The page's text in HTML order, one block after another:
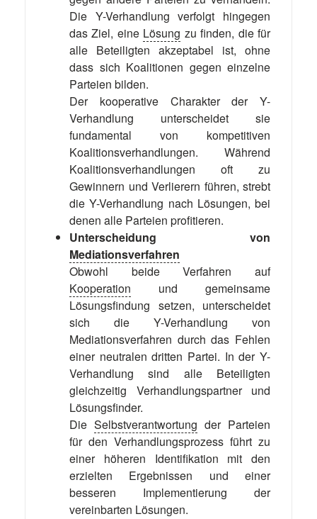
Die Y-Verhandlung verfolgt hingegen
das Ziel, eine Lösung zu finden, die für
alle Beteiligten akzeptabel ist, ohne
dass sich Koalitionen gegen einzelne
Parteien bilden.
Der kooperative Charakter der Y-
Verhandlung unterscheidet sie
fundamental von kompetitiven
Koalitionsverhandlungen. Während
Koalitionsverhandlungen oft zu
Gewinnern und Verlierern führen, strebt
die Y-Verhandlung nach Lösungen, bei
denen alle Parteien profitieren.
Unterscheidung von
Mediationsverfahren
Obwohl beide Verfahren auf
Kooperation und gemeinsame
Lösungsfindung setzen, unterscheidet
sich die Y-Verhandlung von
Mediationsverfahren durch das Fehlen
einer neutralen dritten Partei. In der Y-
Verhandlung sind alle Beteiligten
gleichzeitig Verhandlungspartner und
Lösungsfinder.
Die Selbstverantwortung der Parteien
für den Verhandlungsprozess führt zu
einer höheren Identifikation mit den
erzielten Ergebnissen und einer
besseren Implementierung der
vereinbarten Lösungen.